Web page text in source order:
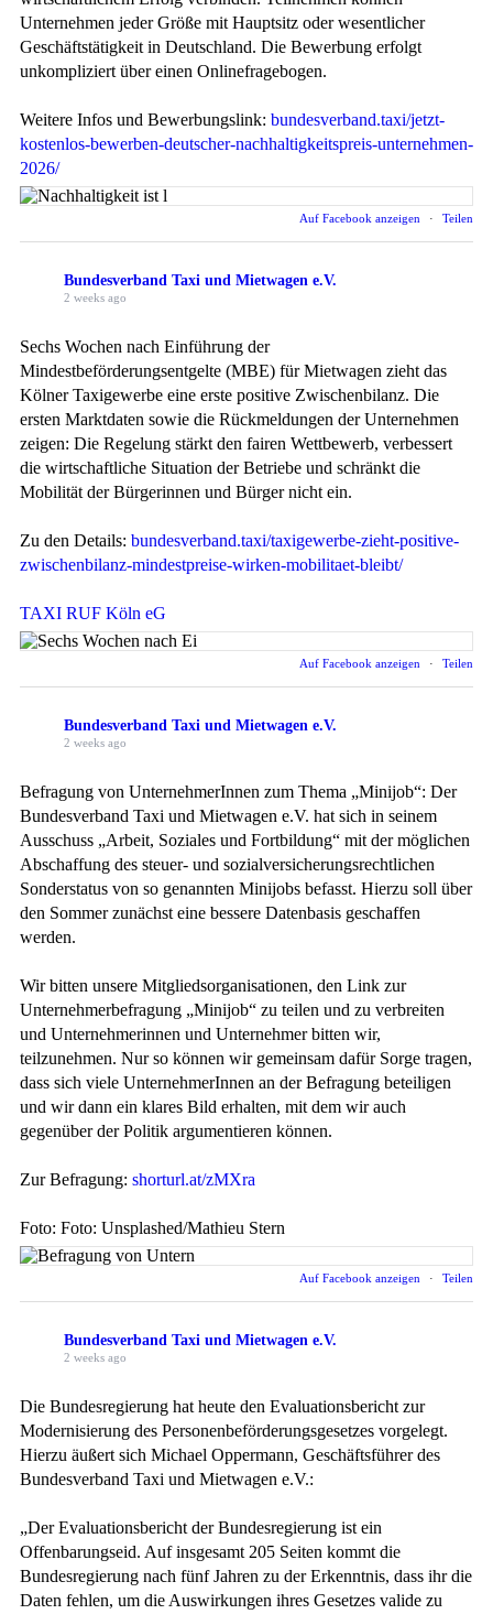
Unternehmen jeder Größe mit Hauptsitz oder wesentlicher
Geschäftstätigkeit in Deutschland. Die Bewerbung erfolgt
unkompliziert über einen Onlinefragebogen.
Weitere Infos und Bewerbungslink: bundesverband.taxi/jetzt-
kostenlos-bewerben-deutscher-nachhaltigkeitspreis-unternehmen-
2026/
Auf Facebook anzeigen · Teilen
Bundesverband Taxi und Mietwagen e.V.
2 weeks ago
Sechs Wochen nach Einführung der
Mindestbeförderungsentgelte (MBE) für Mietwagen zieht das
Kölner Taxigewerbe eine erste positive Zwischenbilanz. Die
ersten Marktdaten sowie die Rückmeldungen der Unternehmen
zeigen: Die Regelung stärkt den fairen Wettbewerb, verbessert
die wirtschaftliche Situation der Betriebe und schränkt die
Mobilität der Bürgerinnen und Bürger nicht ein.
Zu den Details: bundesverband.taxi/taxigewerbe-zieht-positive-
zwischenbilanz-mindestpreise-wirken-mobilitaet-bleibt/
TAXI RUF Köln eG
Auf Facebook anzeigen · Teilen
Bundesverband Taxi und Mietwagen e.V.
2 weeks ago
Befragung von UnternehmerInnen zum Thema „Minijob“: Der
Bundesverband Taxi und Mietwagen e.V. hat sich in seinem
Ausschuss „Arbeit, Soziales und Fortbildung“ mit der möglichen
Abschaffung des steuer- und sozialversicherungsrechtlichen
Sonderstatus von so genannten Minijobs befasst. Hierzu soll über
den Sommer zunächst eine bessere Datenbasis geschaffen
werden.
Wir bitten unsere Mitgliedsorganisationen, den Link zur
Unternehmerbefragung „Minijob“ zu teilen und zu verbreiten
und Unternehmerinnen und Unternehmer bitten wir,
teilzunehmen. Nur so können wir gemeinsam dafür Sorge tragen,
dass sich viele UnternehmerInnen an der Befragung beteiligen
und wir dann ein klares Bild erhalten, mit dem wir auch
gegenüber der Politik argumentieren können.
Zur Befragung: shorturl.at/zMXra
Foto: Foto: Unsplashed/Mathieu Stern
Auf Facebook anzeigen · Teilen
Bundesverband Taxi und Mietwagen e.V.
2 weeks ago
Die Bundesregierung hat heute den Evaluationsbericht zur
Modernisierung des Personenbeförderungsgesetzes vorgelegt.
Hierzu äußert sich Michael Oppermann, Geschäftsführer des
Bundesverband Taxi und Mietwagen e.V.:
„Der Evaluationsbericht der Bundesregierung ist ein
Offenbarungseid. Auf insgesamt 205 Seiten kommt die
Bundesregierung nach fünf Jahren zu der Erkenntnis, dass ihr die
Daten fehlen, um die Auswirkungen ihres Gesetzes valide zu